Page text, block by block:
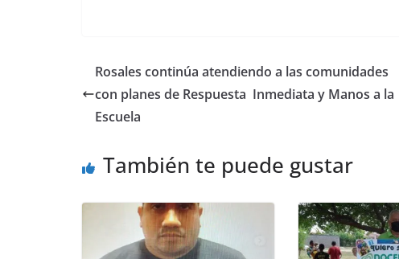
Rosales continúa atendiendo a las comunidades
con planes de Respuesta Inmediata y Manos a la
Escuela
También te puede gustar